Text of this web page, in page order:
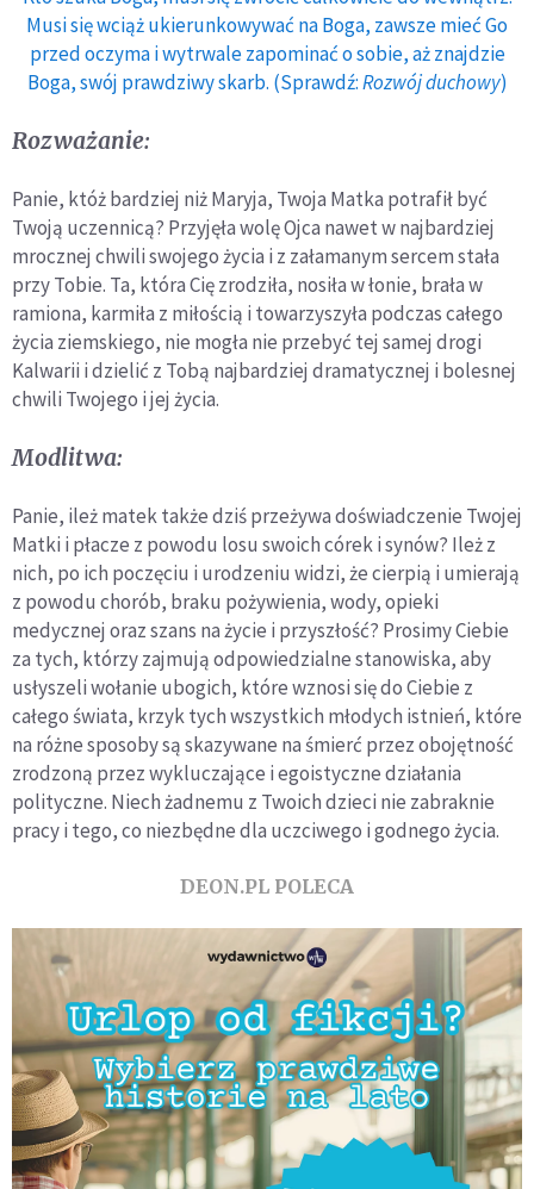
Musi się wciąż ukierunkowywać na Boga, zawsze mieć Go
przed oczyma i wytrwale zapominać o sobie, aż znajdzie
Boga, swój prawdziwy skarb. (Sprawdź:Rozwój duchowy)
Rozważanie:
Panie, któż bardziej niż Maryja, Twoja Matka potrafił być
Twoją uczennicą? Przyjęła wolę Ojca nawet w najbardziej
mrocznej chwili swojego życia i z załamanym sercem stała
przy Tobie. Ta, która Cię zrodziła, nosiła w łonie, brała w
ramiona, karmiła z miłością i towarzyszyła podczas całego
życia ziemskiego, nie mogła nie przebyć tej samej drogi
Kalwarii i dzielić z Tobą najbardziej dramatycznej i bolesnej
chwili Twojego i jej życia.
Modlitwa:
Panie, ileż matek także dziś przeżywa doświadczenie Twojej
Matki i płacze z powodu losu swoich córek i synów? Ileż z
nich, po ich poczęciu i urodzeniu widzi, że cierpią i umierają
z powodu chorób, braku pożywienia, wody, opieki
medycznej oraz szans na życie i przyszłość? Prosimy Ciebie
za tych, którzy zajmują odpowiedzialne stanowiska, aby
usłyszeli wołanie ubogich, które wznosi się do Ciebie z
całego świata, krzyk tych wszystkich młodych istnień, które
na różne sposoby są skazywane na śmierć przez obojętność
zrodzoną przez wykluczające i egoistyczne działania
polityczne. Niech żadnemu z Twoich dzieci nie zabraknie
pracy i tego, co niezbędne dla uczciwego i godnego życia.
DEON.PL POLECA